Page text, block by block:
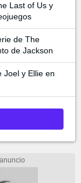
Last of Us y
de The
de Jackson
Joel y Ellie en